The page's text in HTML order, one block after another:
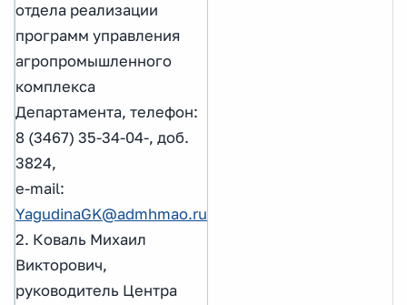
отдела реализации
программ управления
агропромышленного
комплекса
Департамента, телефон:
8 (3467) 35-34-04-, доб.
3824,
e-mail:
YagudinaGK@admhmao.ru
2. Коваль Михаил
Викторович,
руководитель Центра